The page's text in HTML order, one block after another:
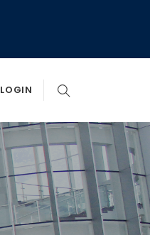
LOGIN